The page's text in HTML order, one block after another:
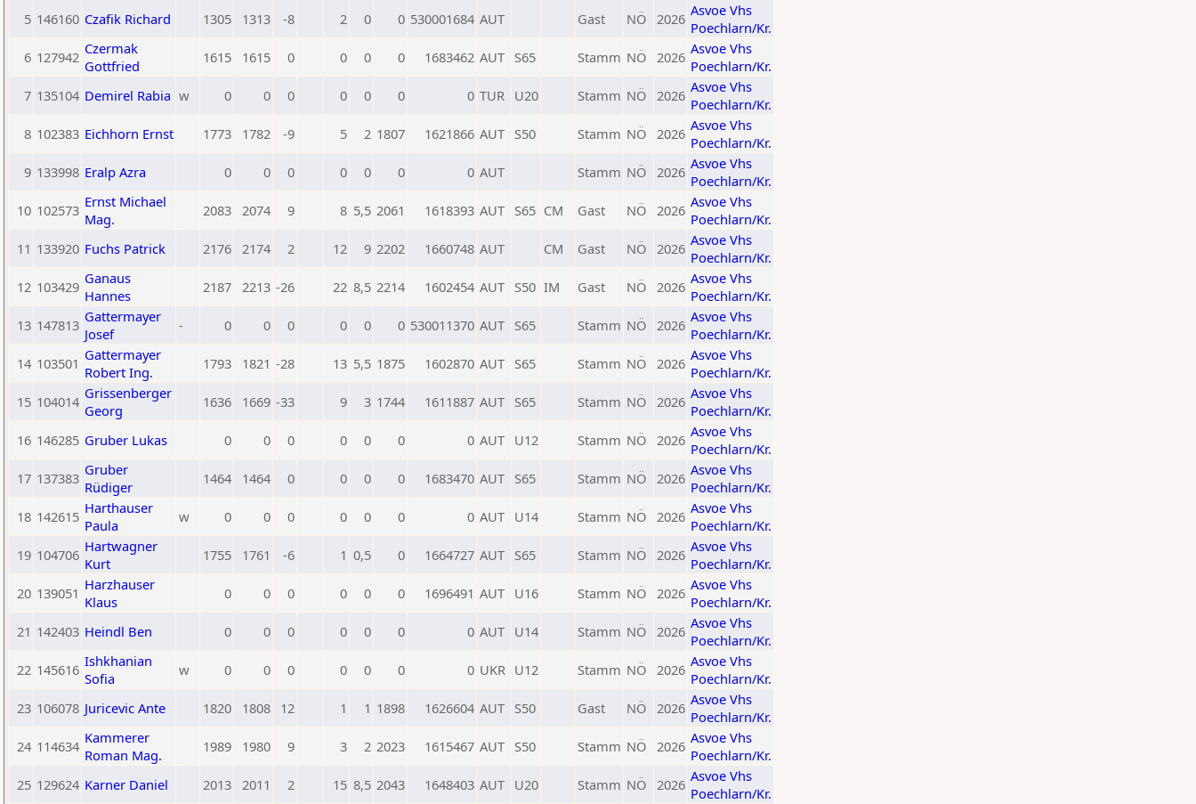
5 146160 Czafik Richard 1305 1313 -8 2 0 0 530001684 AUT Gast NÖ 2026 Asvoe Vhs
Poechlarn/Kr.
6 127942 Czermak
Gottfried
1615 1615 0 0 0 0 1683462 AUT S65 Stamm NÖ 2026 Asvoe Vhs
Poechlarn/Kr.
7 135104 Demirel Rabia w 0 0 0 0 0 0 0 TUR U20 Stamm NÖ 2026 Asvoe Vhs
Poechlarn/Kr.
8 102383 Eichhorn Ernst 1773 1782 -9 5 2 1807 1621866 AUT S50 Stamm NÖ 2026 Asvoe Vhs
Poechlarn/Kr.
9 133998 Eralp Azra 0 0 0 0 0 0 0 AUT Stamm NÖ 2026 Asvoe Vhs
Poechlarn/Kr.
10 102573 Ernst Michael
Mag.
2083 2074 9 8 5,5 2061 1618393 AUT S65 CM Gast NÖ 2026 Asvoe Vhs
Poechlarn/Kr.
11 133920 Fuchs Patrick 2176 2174 2 12 9 2202 1660748 AUT CM Gast NÖ 2026 Asvoe Vhs
Poechlarn/Kr.
12 103429 Ganaus
Hannes
2187 2213 -26 22 8,5 2214 1602454 AUT S50 IM Gast NÖ 2026 Asvoe Vhs
Poechlarn/Kr.
13 147813 Gattermayer
Josef
- 0 0 0 0 0 0 530011370 AUT S65 Stamm NÖ 2026 Asvoe Vhs
Poechlarn/Kr.
14 103501 Gattermayer
Robert Ing.
1793 1821 -28 13 5,5 1875 1602870 AUT S65 Stamm NÖ 2026 Asvoe Vhs
Poechlarn/Kr.
15 104014 Grissenberger
Georg
1636 1669 -33 9 3 1744 1611887 AUT S65 Stamm NÖ 2026 Asvoe Vhs
Poechlarn/Kr.
16 146285 Gruber Lukas 0 0 0 0 0 0 0 AUT U12 Stamm NÖ 2026 Asvoe Vhs
Poechlarn/Kr.
17 137383 Gruber
Rüdiger
1464 1464 0 0 0 0 1683470 AUT S65 Stamm NÖ 2026 Asvoe Vhs
Poechlarn/Kr.
18 142615 Harthauser
Paula
w 0 0 0 0 0 0 0 AUT U14 Stamm NÖ 2026 Asvoe Vhs
Poechlarn/Kr.
19 104706 Hartwagner
Kurt
1755 1761 -6 1 0,5 0 1664727 AUT S65 Stamm NÖ 2026 Asvoe Vhs
Poechlarn/Kr.
20 139051 Harzhauser
Klaus
0 0 0 0 0 0 1696491 AUT U16 Stamm NÖ 2026 Asvoe Vhs
Poechlarn/Kr.
21 142403 Heindl Ben 0 0 0 0 0 0 0 AUT U14 Stamm NÖ 2026 Asvoe Vhs
Poechlarn/Kr.
22 145616 Ishkhanian
Sofia
w 0 0 0 0 0 0 0 UKR U12 Stamm NÖ 2026 Asvoe Vhs
Poechlarn/Kr.
23 106078 Juricevic Ante 1820 1808 12 1 1 1898 1626604 AUT S50 Gast NÖ 2026 Asvoe Vhs
Poechlarn/Kr.
24 114634 Kammerer
Roman Mag.
1989 1980 9 3 2 2023 1615467 AUT S50 Stamm NÖ 2026 Asvoe Vhs
Poechlarn/Kr.
25 129624 Karner Daniel 2013 2011 2 15 8,5 2043 1648403 AUT U20 Stamm NÖ 2026 Asvoe Vhs
Poechlarn/Kr.